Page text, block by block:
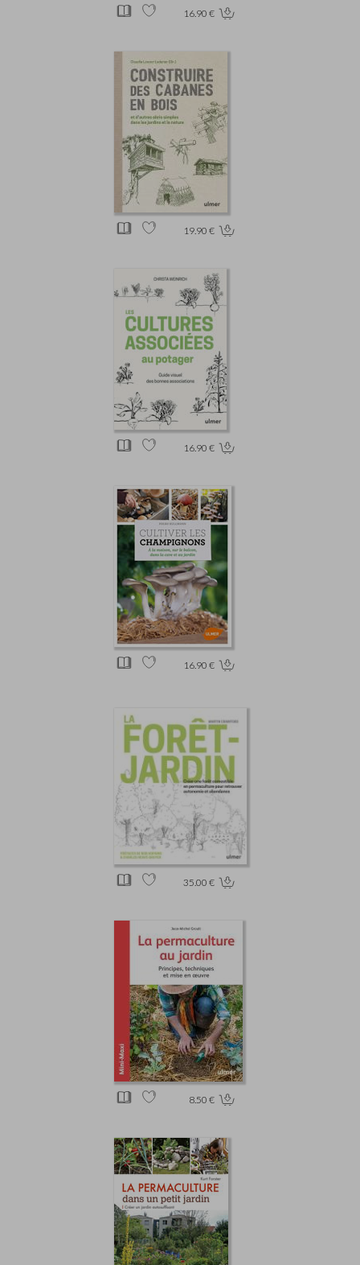
16.90 €
19.90 €
16.90 €
16.90 €
35.00 €
8.50 €